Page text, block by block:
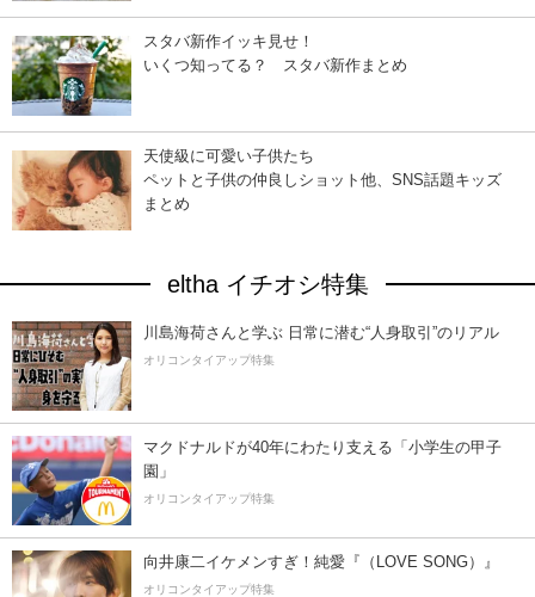
スタバ新作イッキ見せ！
いくつ知ってる？ スタバ新作まとめ
天使級に可愛い子供たち
ペットと子供の仲良しショット他、SNS話題キッズ
まとめ
eltha イチオシ特集
川島海荷さんと学ぶ 日常に潜む“人身取引”のリアル
オリコンタイアップ特集
マクドナルドが40年にわたり支える「小学生の甲子
園」
オリコンタイアップ特集
向井康二イケメンすぎ！純愛『（LOVE SONG）』
オリコンタイアップ特集